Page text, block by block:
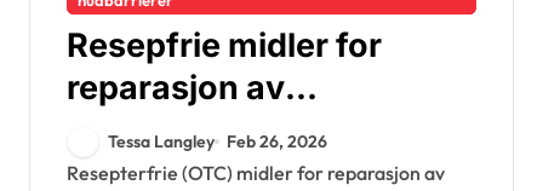
Resepfrie midler for
reparasjon av
hudbarrieren:
Effektivitet, bruk,
Tessa Langley Feb 26, 2026
Resepterfrie (OTC) midler for reparasjon av